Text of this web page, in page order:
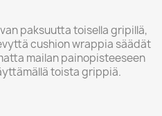
paksuutta toisella gripillä,
cushion wrappia säädät
mailan painopisteeseen
toista grippiä.